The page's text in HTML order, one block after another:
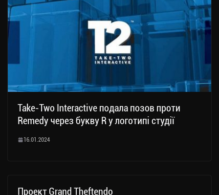
Take-Two Interactive подала позов проти
Remedy через букву R у логотипі студії
16.01.2024
Проект Grand Theftendo